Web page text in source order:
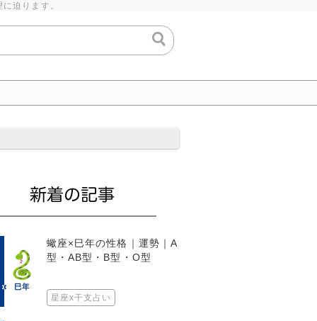
迫ります。
蠍座×巳年の性格｜運勢｜A
型・AB型・B型・O型
星座x干支占い